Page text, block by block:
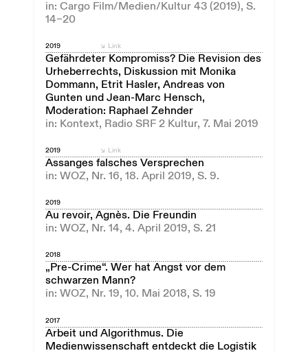
in: Cargo Film/Medien/Kultur 43 (2019), S.
14–20
2019
Gefährdeter Kompromiss? Die Revision des
Urheberrechts, Diskussion mit Monika
Dommann, Etrit Hasler, Andreas von
Gunten und Jean-Marc Hensch,
Moderation: Raphael Zehnder
in: Kontext, Radio SRF 2 Kultur, 7. Mai 2019
Link
2019
Assanges falsches Versprechen
in: WOZ, Nr. 16, 18. April 2019, S. 9.
Link
2019
Au revoir, Agnès. Die Freundin
in: WOZ, Nr. 14, 4. April 2019, S. 21
2018
„Pre-Crime“. Wer hat Angst vor dem
schwarzen Mann?
in: WOZ, Nr. 19, 10. Mai 2018, S. 19
2017
Arbeit und Algorithmus. Die
Medienwissenschaft entdeckt die Logistik